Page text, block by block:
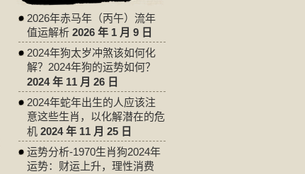
2026年赤马年（丙午）流年
值运解析 2026 年 1 月 9 日
2024年狗太岁冲煞该如何化
解？2024年狗的运势如何？
2024 年 11 月 26 日
2024年蛇年出生的人应该注
意这些生肖，以化解潜在的危
机 2024 年 11 月 25 日
运势分析-1970生肖狗2024年
运势：财运上升，理性消费